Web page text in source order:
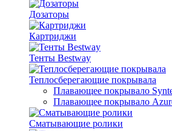
Дозаторы
Картриджи
Тенты Bestway
Теплосберегающие покрывала
Плавающее покрывало
Плавающее покрывало
Сматывающие ролики